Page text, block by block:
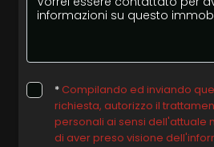
* Compilando ed inviando
richiesta, autorizzo il
personali ai sensi dell'attuale
di aver preso visione